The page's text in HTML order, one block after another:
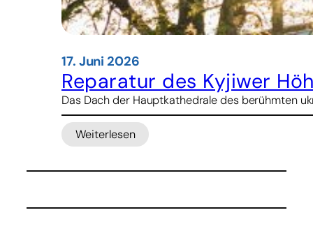
17. Juni 2026
Reparatur des Kyjiwer
Das Dach der Hauptkathedrale des berühmten
Weiterlesen
:
des